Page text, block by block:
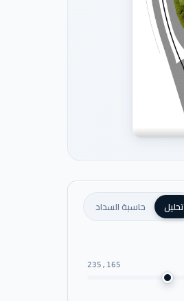
تحليل حاسبة السداد
235,165